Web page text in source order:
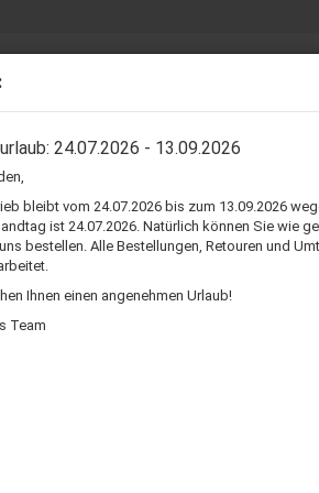
24.07.2026 - 13.09.2026
bleibt vom 24.07.2026 bis zum 13.09.2026
ist 24.07.2026. Natürlich können Sie wie
bestellen. Alle Bestellungen, Retouren und
Ihnen einen angenehmen Urlaub!
Team
SCHWINGSPULE SICKEN CM-ZOLL
Sicken reparatur set (Mitteltöner)